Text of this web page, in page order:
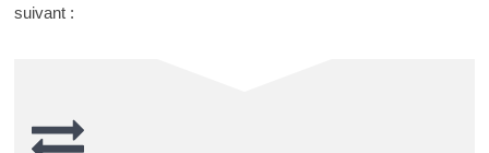
suivant :